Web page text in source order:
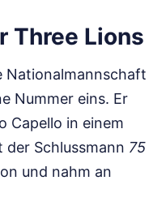
Three Lions
Nationalmannschaft
Nummer eins. Er
Capello in einem
Schlussmann 75
und nahm an